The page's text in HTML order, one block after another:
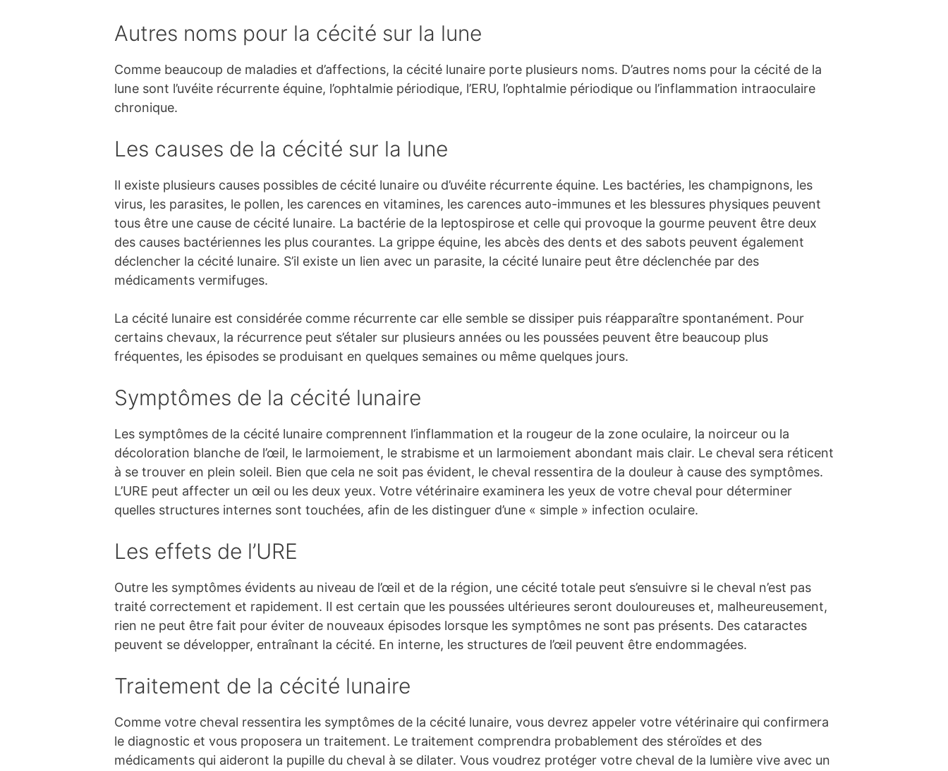
Autres noms pour la cécité sur la lune
Comme beaucoup de maladies et d’affections, la cécité lunaire porte plusieurs noms. D’autres noms pour la cécité de la
lune sont l’uvéite récurrente équine, l’ophtalmie périodique, l’ERU, l’ophtalmie périodique ou l’inflammation intraoculaire
chronique.
Les causes de la cécité sur la lune
Il existe plusieurs causes possibles de cécité lunaire ou d’uvéite récurrente équine. Les bactéries, les champignons, les
virus, les parasites, le pollen, les carences en vitamines, les carences auto-immunes et les blessures physiques peuvent
tous être une cause de cécité lunaire. La bactérie de la leptospirose et celle qui provoque la gourme peuvent être deux
des causes bactériennes les plus courantes. La grippe équine, les abcès des dents et des sabots peuvent également
déclencher la cécité lunaire. S’il existe un lien avec un parasite, la cécité lunaire peut être déclenchée par des
médicaments vermifuges.
La cécité lunaire est considérée comme récurrente car elle semble se dissiper puis réapparaître spontanément. Pour
certains chevaux, la récurrence peut s’étaler sur plusieurs années ou les poussées peuvent être beaucoup plus
fréquentes, les épisodes se produisant en quelques semaines ou même quelques jours.
Symptômes de la cécité lunaire
Les symptômes de la cécité lunaire comprennent l’inflammation et la rougeur de la zone oculaire, la noirceur ou la
décoloration blanche de l’œil, le larmoiement, le strabisme et un larmoiement abondant mais clair. Le cheval sera réticent
à se trouver en plein soleil. Bien que cela ne soit pas évident, le cheval ressentira de la douleur à cause des symptômes.
L’URE peut affecter un œil ou les deux yeux. Votre vétérinaire examinera les yeux de votre cheval pour déterminer
quelles structures internes sont touchées, afin de les distinguer d’une « simple » infection oculaire.
Les effets de l’URE
Outre les symptômes évidents au niveau de l’œil et de la région, une cécité totale peut s’ensuivre si le cheval n’est pas
traité correctement et rapidement. Il est certain que les poussées ultérieures seront douloureuses et, malheureusement,
rien ne peut être fait pour éviter de nouveaux épisodes lorsque les symptômes ne sont pas présents. Des cataractes
peuvent se développer, entraînant la cécité. En interne, les structures de l’œil peuvent être endommagées.
Traitement de la cécité lunaire
Comme votre cheval ressentira les symptômes de la cécité lunaire, vous devrez appeler votre vétérinaire qui confirmera
le diagnostic et vous proposera un traitement. Le traitement comprendra probablement des stéroïdes et des
médicaments qui aideront la pupille du cheval à se dilater. Vous voudrez protéger votre cheval de la lumière vive avec un